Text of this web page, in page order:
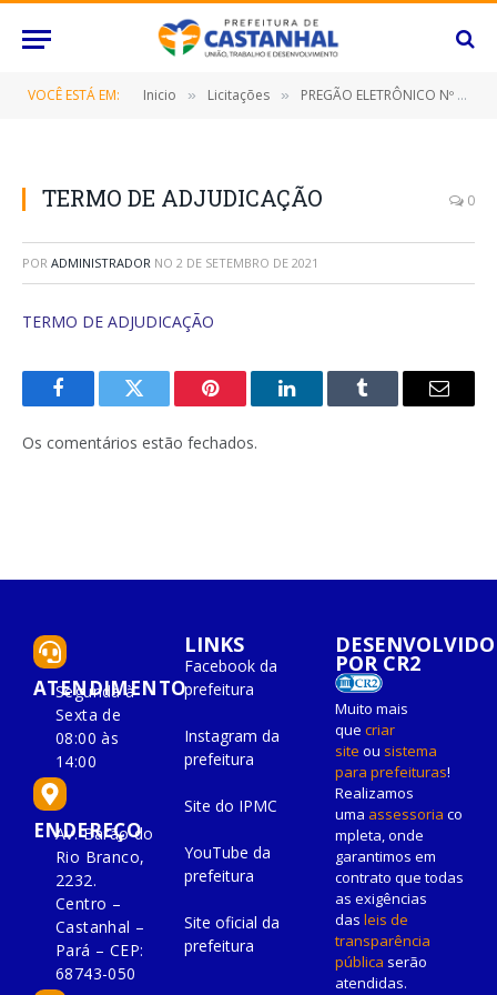
VOCÊ ESTÁ EM: Inicio » Licitações » PREGÃO ELETRÔNICO Nº 057/2021 (CONTRATAÇÃO DE EMPRESA ESPECIALIZADA PARA PRESTAÇÃO DE SERVIÇO PARA O DESENVOLVIMENTO E IMPLANTAÇÃO DE SISTEMA DE INFORMAÇÃO (SOFTWARE) )
TERMO DE ADJUDICAÇÃO 0
POR ADMINISTRADOR NO 2 DE SETEMBRO DE 2021
TERMO DE ADJUDICAÇÃO
FacebookTwitter Pinterest O
Tumblr
E-
Os comentários estão fechados.
ATENDIMENTO
Segunda à
Sexta de
08:00 às
14:00
ENDEREÇO
Av. Barão do
Rio Branco,
2232.
Centro –
Castanhal –
Pará – CEP:
68743-050
LINKS
Facebook da
prefeitura
Instagram da
prefeitura
Site do IPMC
YouTube da
prefeitura
Site oficial da
prefeitura
DESENVOLVIDO
POR CR2
Muito mais
que criar
site ou sistema
para prefeituras!
Realizamos
uma assessoria co
mpleta, onde
garantimos em
contrato que todas
as exigências
das leis de
transparência
pública serão
atendidas.